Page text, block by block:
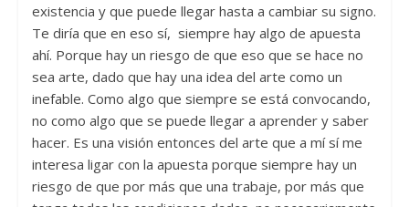
existencia y que puede llegar hasta a cambiar su signo.
Te diría que en eso sí, siempre hay algo de apuesta
ahí. Porque hay un riesgo de que eso que se hace no
sea arte, dado que hay una idea del arte como un
inefable. Como algo que siempre se está convocando,
no como algo que se puede llegar a aprender y saber
hacer. Es una visión entonces del arte que a mí sí me
interesa ligar con la apuesta porque siempre hay un
riesgo de que por más que una trabaje, por más que